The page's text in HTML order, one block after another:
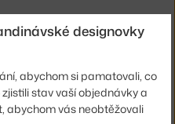
−20 %
designovky
abychom si pamatovali, co
stav vaší objednávky a
abychom vás neobtěžovali